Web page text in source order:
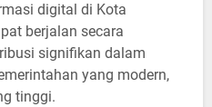
digital di Kota
berjalan secara
signifikan dalam
yang modern,
tinggi.